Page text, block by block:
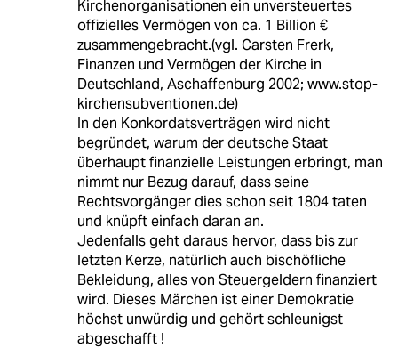
Kirchenorganisationen ein unversteuertes
offizielles Vermögen von ca. 1 Billion €
zusammengebracht.(vgl. Carsten Frerk,
Finanzen und Vermögen der Kirche in
Deutschland, Aschaffenburg 2002; www.stop-
kirchensubventionen.de)
In den Konkordatsverträgen wird nicht
begründet, warum der deutsche Staat
überhaupt finanzielle Leistungen erbringt, man
nimmt nur Bezug darauf, dass seine
Rechtsvorgänger dies schon seit 1804 taten
und knüpft einfach daran an.
Jedenfalls geht daraus hervor, dass bis zur
letzten Kerze, natürlich auch bischöfliche
Bekleidung, alles von Steuergeldern finanziert
wird. Dieses Märchen ist einer Demokratie
höchst unwürdig und gehört schleunigst
abgeschafft !